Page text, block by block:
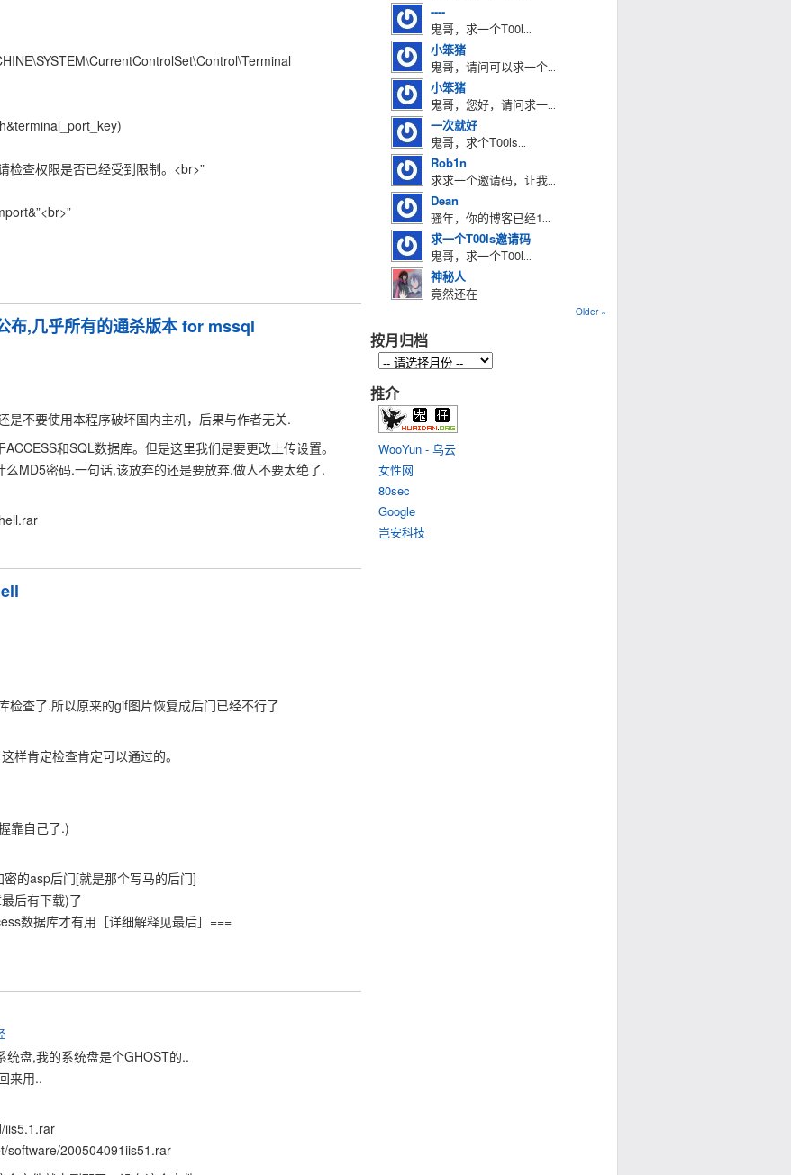
检查权限是否已经受到限制。<br>”
布,几乎所有的通杀版本 for mssql
是不要使用本程序破坏国内主机，后果与作者无关.
和SQL数据库。但是这里我们是要更改上传设置。
MD5密码.一句话,该放弃的还是要放弃.做人不要太绝了.
检查了.所以原来的gif图片恢复成后门已经不行了
样肯定检查肯定可以通过的。
靠自己了.)
的asp后门[就是那个写马的后门]
后有下载)了
数据库才有用［详细解释见最后］===
盘,我的系统盘是个GHOST的..
来用..
iis5.1.rar
software/200504091iis51.rar
----
鬼哥，求一个T00l...
小笨猪
鬼哥，请问可以求一个...
小笨猪
鬼哥，您好，请问求一...
一次就好
鬼哥，求个T00ls...
Rob1n
求求一个邀请码，让我...
Dean
骚年，你的博客已经1...
求一个T00ls邀请码
鬼哥，求一个T00l...
神秘人
竟然还在
Older »
按月归档
推介
WooYun - 乌云
女性网
80sec
Google
岂安科技